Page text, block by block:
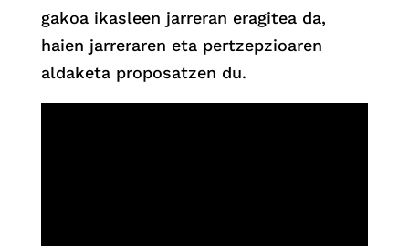
gakoa ikasleen jarreran eragitea da,
haien jarreraren eta pertzepzioaren
aldaketa proposatzen du.